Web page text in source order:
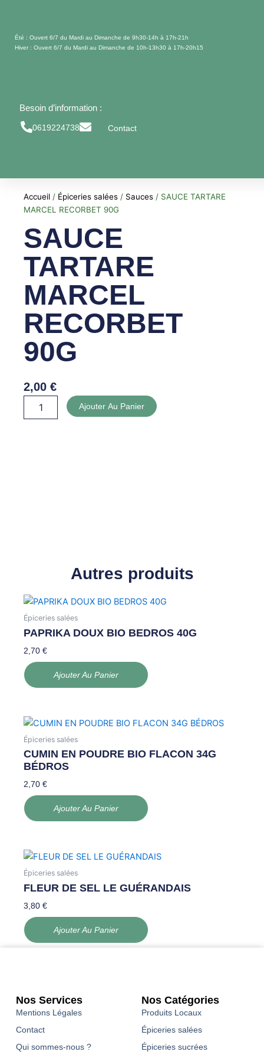
contenuÉté : Ouvert 6/7 du Mardi au Dimanche de 9h30-14h à 17h-21h
Hiver : Ouvert 6/7 du Mardi au Dimanche de 10h-13h30 à 17h-20h15
Besoin d’information :
0619224738 Contact
Accueil / Épiceries salées / Sauces / SAUCE TARTARE
MARCEL RECORBET 90G
SAUCE
TARTARE
MARCEL
RECORBET
90G
2,00€
Ajouter Au Panier
Autres produits
Épiceries salées
PAPRIKA DOUX BIO BEDROS 40G
2,70€
Ajouter Au Panier
Épiceries salées
CUMIN EN POUDRE BIO FLACON 34G
BÉDROS
2,70€
Ajouter Au Panier
Épiceries salées
FLEUR DE SEL LE GUÉRANDAIS
3,80€
Ajouter Au Panier
Nos Services
Mentions Légales
Contact
Qui sommes-nous ?
Nos Catégories
Produits Locaux
Épiceries salées
Épiceries sucrées